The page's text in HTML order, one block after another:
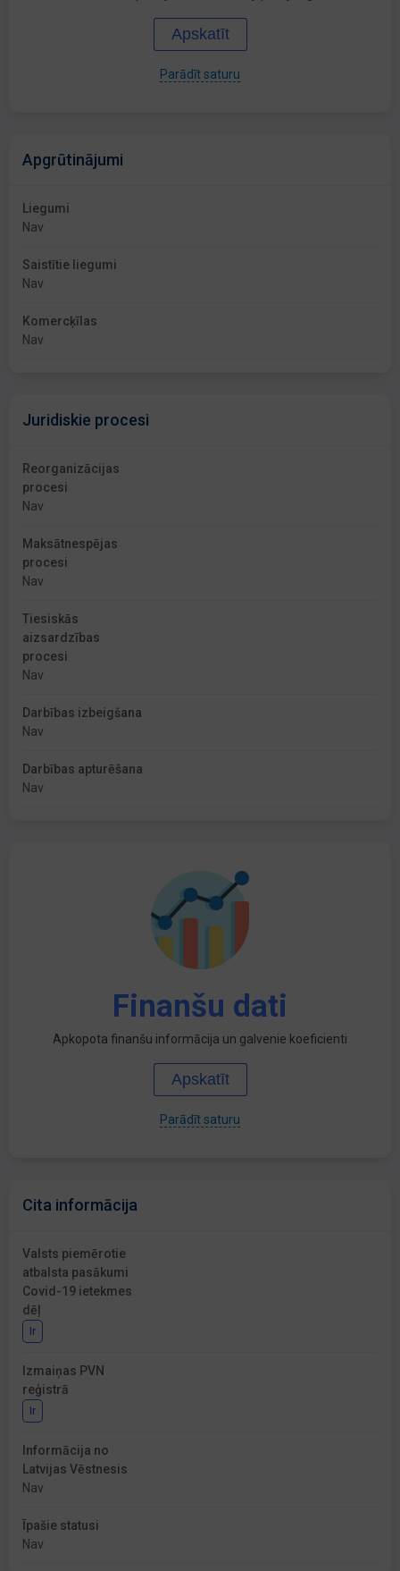
Apskatīt
Parādīt saturu
Apgrūtinājumi
Liegumi
Nav
Saistītie liegumi
Nav
Komercķīlas
Nav
Juridiskie procesi
Reorganizācijas
procesi
Nav
Maksātnespējas
procesi
Nav
Tiesiskās
aizsardzības
procesi
Nav
Darbības izbeigšana
Nav
Darbības apturēšana
Nav
Finanšu dati
Apkopota finanšu informācija un galvenie koeficienti
Apskatīt
Parādīt saturu
Cita informācija
Valsts piemērotie
atbalsta pasākumi
Covid-19 ietekmes
dēļ
Ir
Izmaiņas PVN
reģistrā
Ir
Informācija no
Latvijas Vēstnesis
Nav
Īpašie statusi
Nav